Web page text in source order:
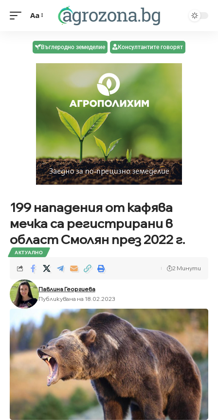
Aa
Въглеродно земеделие Консултантите говорят
199 нападения от кафява
мечка са регистрирани в
област Смолян през 2022 г.
АКТУАЛНО
Павлина Георгиева
Публикувана на 18.02.2023
2 Минути